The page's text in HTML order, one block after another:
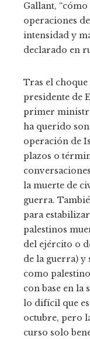
Gallant,
operaciones
intensidad y
declarado en
Tras el choque
presidente de
primer
ha querido
operación de
plazos o
la muerte de
guerra.
para
palestinos
del ejército o
de la guerra) y
como
con base en la
lo difícil que
octubre, pero
curso solo